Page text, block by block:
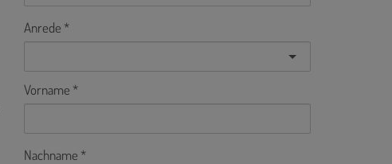
Anrede
Vorname
Nachname